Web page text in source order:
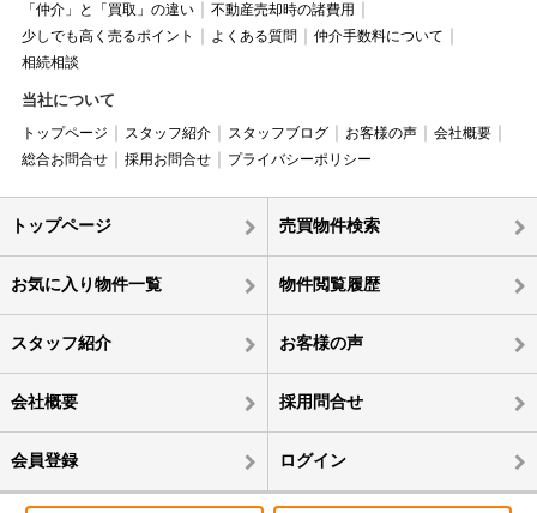
「仲介」と「買取」の違い
不動産売却時の諸費用
少しでも高く売るポイント
よくある質問
仲介手数料について
相続相談
当社について
トップページ スタッフ紹介 スタッフブログ お客様の声
会社概要
総合お問合せ
採用お問合せ プライバシーポリシー
トップページ 売買物件検索
お気に入り物件一覧 物件閲覧履歴
スタッフ紹介 お客様の声
会社概要 採用問合せ
会員登録 ログイン